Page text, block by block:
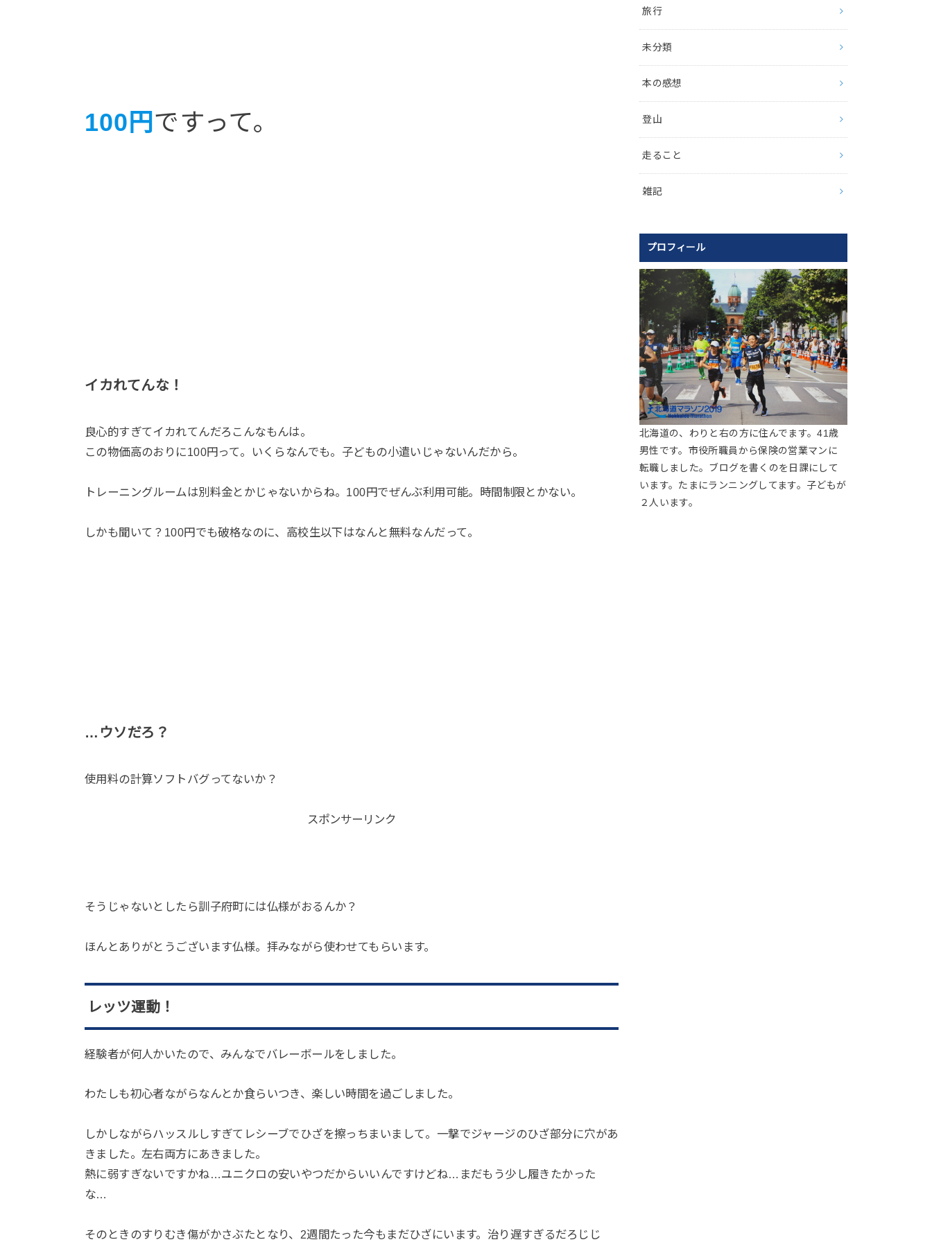
100円 ですって。
イカれてんな！
良心的すぎてイカれてんだろこんなもんは。
この物価高のおりに100円って。いくらなんでも。子どもの小遣いじゃないんだから。
トレーニングルームは別料金とかじゃないからね。100円でぜんぶ利用可能。時間制限とかない。
しかも聞いて？100円でも破格なのに、高校生以下はなんと無料なんだって。
…ウソだろ？
使用料の計算ソフトバグってないか？
スポンサーリンク
そうじゃないとしたら訓子府町には仏様がおるんか？
ほんとありがとうございます仏様。拝みながら使わせてもらいます。
レッツ運動！
経験者が何人かいたので、みんなでバレーボールをしました。
わたしも初心者ながらなんとか食らいつき、楽しい時間を過ごしました。
しかしながらハッスルしすぎてレシーブでひざを擦っちまいまして。一撃でジャージのひざ部分に穴があ
きました。左右両方にあきました。
熱に弱すぎないですかね…ユニクロの安いやつだからいいんですけどね…まだもう少し履きたかった
な…
そのときのすりむき傷がかさぶたとなり、2週間たった今もまだひざにいます。治り遅すぎるだろじじ
旅行
未分類
本の感想
登山
走ること
雑記
プロフィール
北海道の、わりと右の方に住んでます。41歳
男性です。市役所職員から保険の営業マンに
転職しました。ブログを書くのを日課にして
います。たまにランニングしてます。子どもが
２人います。